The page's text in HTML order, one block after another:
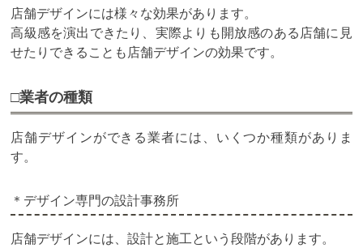
店舗デザインには様々な効果があります。
高級感を演出できたり、実際よりも開放感のある店舗に見
せたりできることも店舗デザインの効果です。
□業者の種類
店舗デザインができる業者には、いくつか種類がありま
す。
＊デザイン専門の設計事務所
店舗デザインには、設計と施工という段階があります。